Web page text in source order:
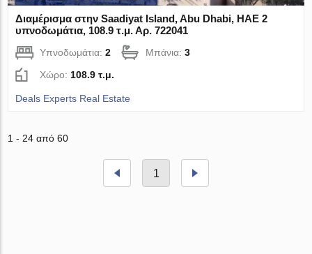
Διαμέρισμα στην Saadiyat Island, Abu Dhabi, ΗΑΕ 2
υπνοδωμάτια, 108.9 τ.μ. Αρ. 722041
Υπνοδωμάτια:2 Μπάνια:3
Χώρο:108.9 τ.μ.
Deals Experts Real Estate
1 - 24 από 60
1